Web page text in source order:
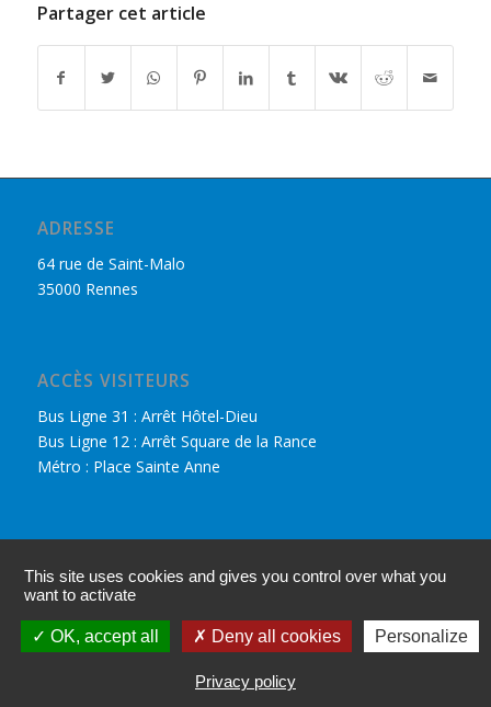
Partager cet article
ADRESSE
64 rue de Saint-Malo
35000 Rennes
ACCÈS VISITEURS
Bus Ligne 31 : Arrêt Hôtel-Dieu
Bus Ligne 12 : Arrêt Square de la Rance
Métro : Place Sainte Anne
Nous retrouver sur Facebook
Accès adhérents
Mentions légales
This site uses cookies and gives you control over what you
want to activate
OK, accept all Deny all cookies Personalize
Privacy policy